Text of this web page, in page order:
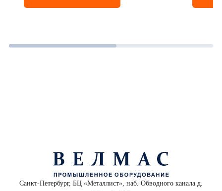
Санкт-Петербург, БЦ «Металлист», наб. Обводного канала д.